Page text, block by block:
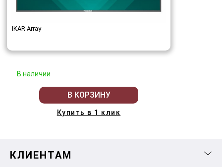
IKAR Array
В наличии
В КОРЗИНУ
Купить в 1 клик
КЛИЕНТАМ